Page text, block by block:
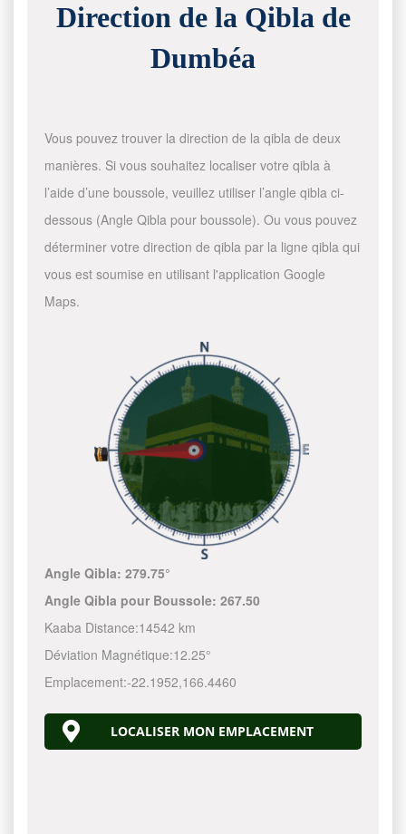
Direction de la Qibla de
Dumbéa
Vous pouvez trouver la direction de la qibla de deux
manières. Si vous souhaitez localiser votre qibla à
l’aide d’une boussole, veuillez utiliser l’angle qibla ci-
dessous (Angle Qibla pour boussole). Ou vous pouvez
déterminer votre direction de qibla par la ligne qibla qui
vous est soumise en utilisant l'application Google
Maps.
Angle Qibla:279.75°
Angle Qibla pour Boussole:267.50
Kaaba Distance:14542 km
Déviation Magnétique:12.25°
Emplacement:-22.1952,166.4460
LOCALISER MON EMPLACEMENT